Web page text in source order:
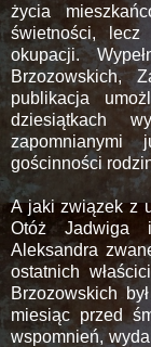
życia
świetności, lecz
okupacji.
Brzozowskich,
publikacja
dziesiątkach
gościnności
A jaki związek z
Otóż Jadwiga
Aleksandra
ostatnich
Brzozowskich
miesiąc przed
wspomnień,